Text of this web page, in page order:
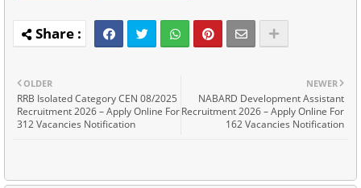
NEWER
NABARD Development Assistant
Recruitment 2026 – Apply Online For
162 Vacancies Notification
OLDER
RRB Isolated Category CEN 08/2025
Recruitment 2026 – Apply Online For
312 Vacancies Notification